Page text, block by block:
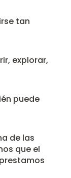
tan
explorar,
puede
de las
que el